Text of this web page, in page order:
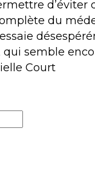
d’éviter
du
semble
Court